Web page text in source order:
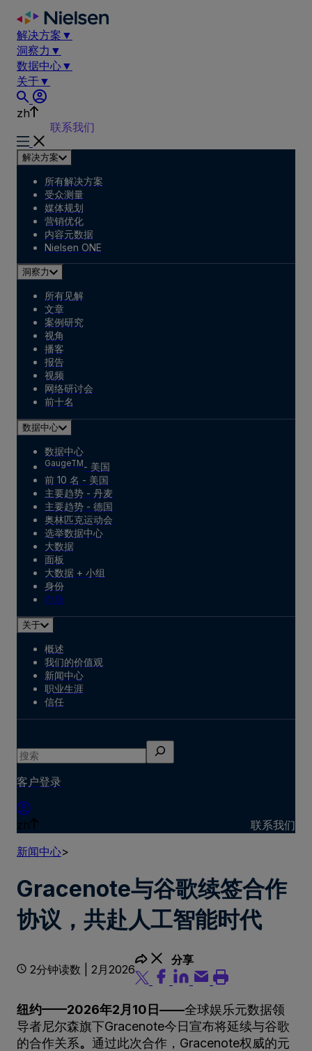
Skip
content
解决方案 ▼
洞察力 ▼
数据中心▼
关于▼
zh
联系我们
解决方案
所有解决方案
受众测量
媒体规划
营销优化
内容元数据
Nielsen ONE
洞察力
所有见解
文章
案例研究
视角
播客
报告
视频
网络研讨会
前十名
数据中心
数据中心
GaugeTM - 美国
前 10 名 - 美国
主要趋势 - 丹麦
主要趋势 - 德国
奥林匹克运动会
选举数据中心
大数据
面板
大数据 + 小组
身份
市场
关于
概述
我们的价值观
新闻中心
职业生涯
信任
搜
索
客户登录
zh
联系我们
新闻中心>
Gracenote与谷歌续签合作
协议，共赴人工智能时代
2分钟读数 | 2月2026
分享
纽约——2026年2月10日——全球娱乐元数据领
导者尼尔森旗下Gracenote今日宣布将延续与谷歌
的合作关系。 通过此次合作，Gracenote权威的元